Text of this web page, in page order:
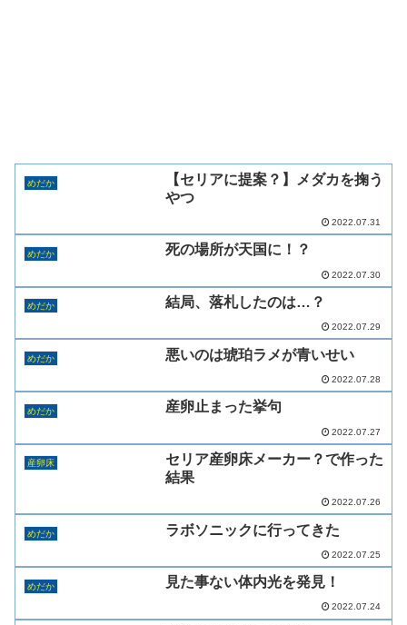
めだか
【セリアに提案？】メダカを掬う
やつ
2022.07.31
めだか 死の場所が天国に！？
2022.07.30
めだか 結局、落札したのは…？
2022.07.29
めだか 悪いのは琥珀ラメが青いせい
2022.07.28
めだか 産卵止まった挙句
2022.07.27
産卵床
セリア産卵床メーカー？で作った
結果
2022.07.26
めだか ラボソニックに行ってきた
2022.07.25
めだか 見た事ない体内光を発見！
2022.07.24